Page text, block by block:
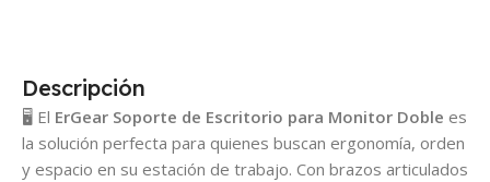
Descripción
🖥️ El ErGear Soporte de Escritorio para Monitor Doble es
la solución perfecta para quienes buscan ergonomía, orden
y espacio en su estación de trabajo. Con brazos articulados